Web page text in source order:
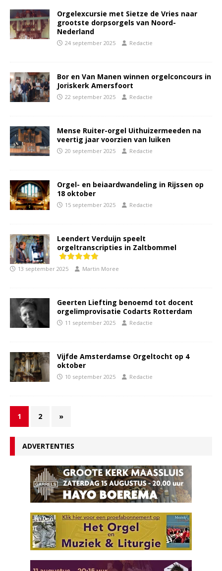
Orgelexcursie met Sietze de Vries naar
grootste dorpsorgels van Noord-
Nederland
24 september 2025 Redactie
Bor en Van Manen winnen orgelconcours in
Joriskerk Amersfoort
22 september 2025 Redactie
Mense Ruiter-orgel Uithuizermeeden na
veertig jaar voorzien van luiken
20 september 2025 Redactie
Orgel- en beiaardwandeling in Rijssen op
18 oktober
15 september 2025 Redactie
Leendert Verduijn speelt
orgeltranscripties in Zaltbommel
13 september 2025 Martin Moree
Geerten Liefting benoemd tot docent
orgelimprovisatie Codarts Rotterdam
11 september 2025 Redactie
Vijfde Amsterdamse Orgeltocht op 4
oktober
10 september 2025 Redactie
1 2 »
ADVERTENTIES